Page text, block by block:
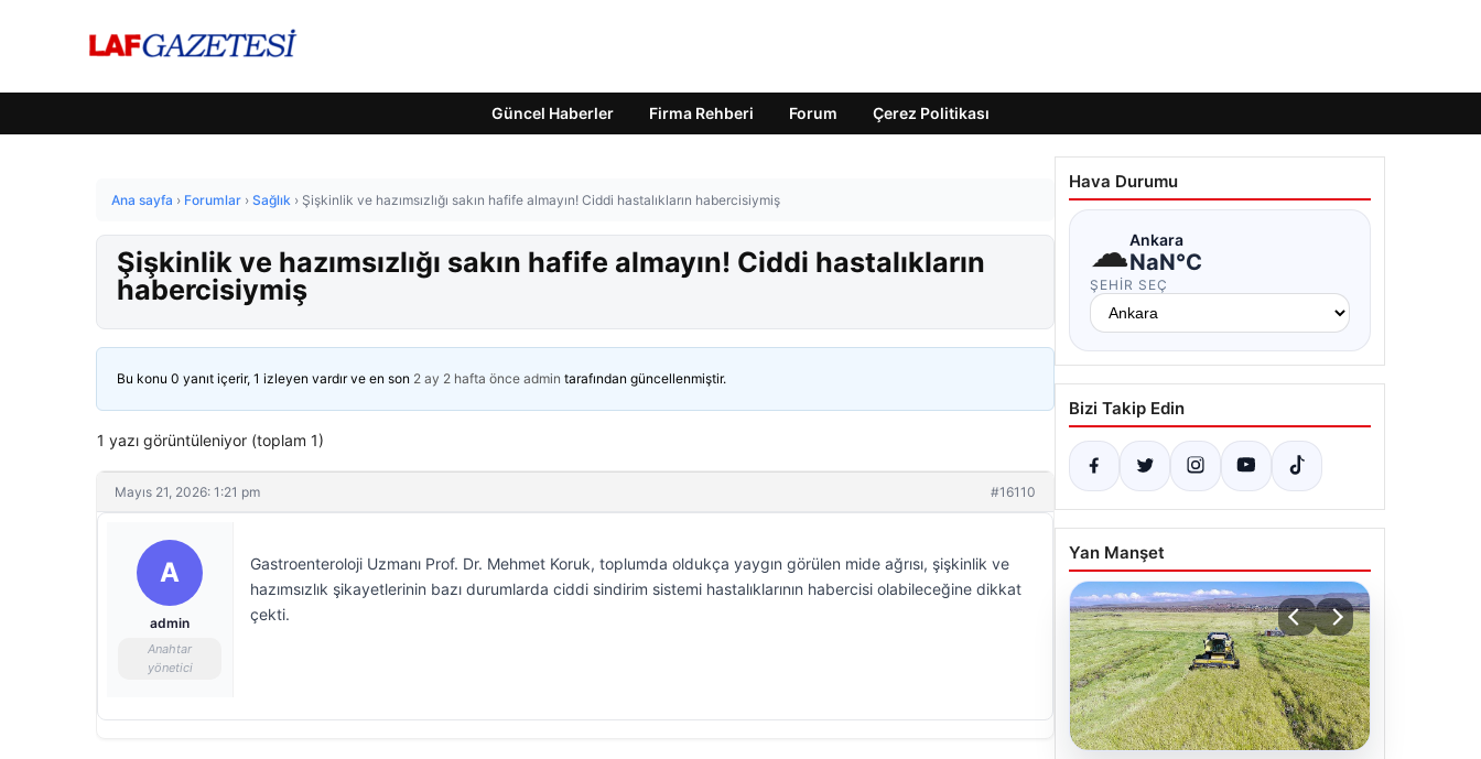
Güncel Haberler Firma Rehberi Forum Çerez Politikası
Ana sayfa › Forumlar › Sağlık › Şişkinlik ve hazımsızlığı sakın hafife almayın! Ciddi hastalıkların habercisiymiş
Şişkinlik ve hazımsızlığı sakın hafife almayın! Ciddi hastalıkların
habercisiymiş
Bu konu 0 yanıt içerir, 1 izleyen vardır ve en son 2 ay 2 hafta önce admin tarafından güncellenmiştir.
1 yazı görüntüleniyor (toplam 1)
Mayıs 21, 2026: 1:21 pm #16110
A
admin
Anahtar
yönetici
Gastroenteroloji Uzmanı Prof. Dr. Mehmet Koruk, toplumda oldukça yaygın görülen mide ağrısı, şişkinlik ve
hazımsızlık şikayetlerinin bazı durumlarda ciddi sindirim sistemi hastalıklarının habercisi olabileceğine dikkat
çekti.
Hava Durumu
☁Ankara
NaN°C
ŞEHIR SEÇ
Bizi Takip Edin
Yan Manşet